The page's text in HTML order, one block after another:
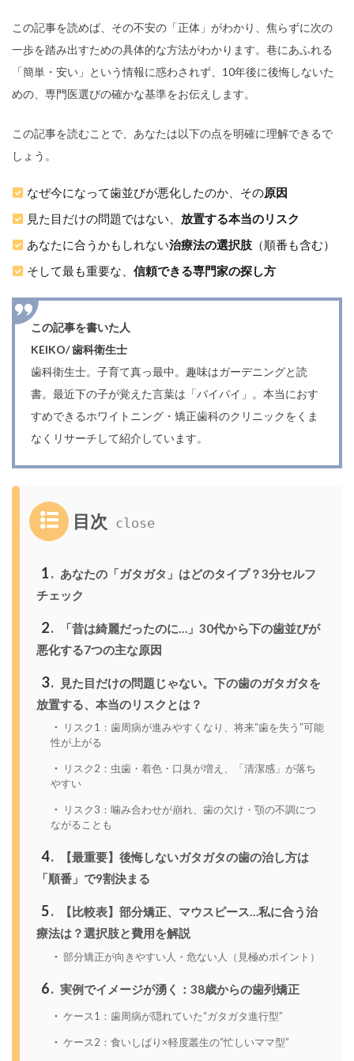
この記事を読めば、その不安の「正体」がわかり、焦らずに次の
一歩を踏み出すための具体的な方法がわかります。巷にあふれる
「簡単・安い」という情報に惑わされず、10年後に後悔しないた
めの、専門医選びの確かな基準をお伝えします。
この記事を読むことで、あなたは以下の点を明確に理解できるで
しょう。
なぜ今になって歯並びが悪化したのか、その原因
見た目だけの問題ではない、 放置する本当のリスク
あなたに合うかもしれない治療法の選択肢（順番も含む）
そして最も重要な、 信頼できる専門家の探し方
この記事を書いた人
KEIKO/ 歯科衛生士
歯科衛生士。子育て真っ最中。趣味はガーデニングと読
書。最近下の子が覚えた言葉は「バイバイ」。本当におす
すめできるホワイトニング・矯正歯科のクリニックをくま
なくリサーチして紹介しています。
目次
1
あなたの「ガタガタ」はどのタイプ？3分セルフ
チェック
2
「昔は綺麗だったのに…」30代から下の歯並びが
悪化する7つの主な原因
3
見た目だけの問題じゃない。下の歯のガタガタを
放置する、本当のリスクとは？
リスク1：歯周病が進みやすくなり、将来“歯を失う”可能
性が上がる
リスク2：虫歯・着色・口臭が増え、「清潔感」が落ち
やすい
リスク3：噛み合わせが崩れ、歯の欠け・顎の不調につ
ながることも
4
【最重要】後悔しないガタガタの歯の治し方は
「順番」で9割決まる
5
【比較表】部分矯正、マウスピース…私に合う治
療法は？選択肢と費用を解説
部分矯正が向きやすい人・危ない人（見極めポイント）
6 実例でイメージが湧く：38歳からの歯列矯正
ケース1：歯周病が隠れていた“ガタガタ進行型”
ケース2：食いしばり×軽度叢生の“忙しいママ型”